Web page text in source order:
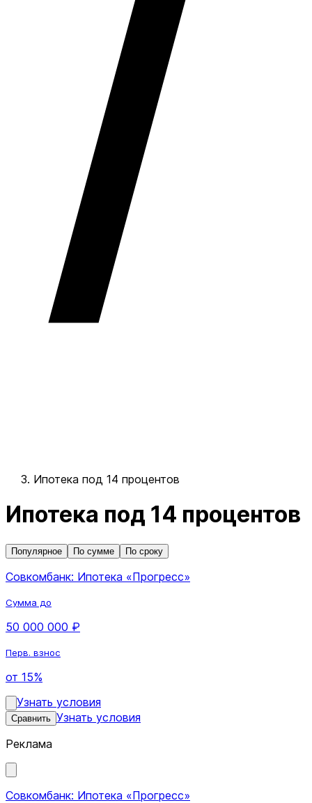
Ипотека под 14 процентов
Ипотека под 14 процентов
Популярное По сумме По сроку
Совкомбанк: Ипотека «Прогресс»
Сумма до
50 000 000 ₽
Перв. взнос
от 15%
Узнать условия
Сравнить Узнать условия
Реклама
Совкомбанк: Ипотека «Прогресс»